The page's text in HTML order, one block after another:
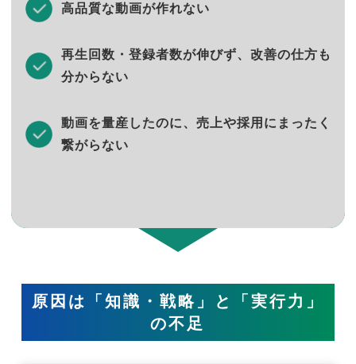
高品質な動画が作れない
再生回数・登録者数が伸びず、改善の仕方も
分からない
動画を量産したのに、売上や採用にまったく
繋がらない
原因は「知識・戦略」と「実行力」
の不足